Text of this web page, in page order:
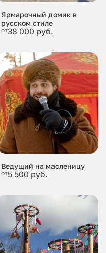
Ярмарочный домик в
русском стиле
от38 000 руб.
Ведущий на масленицу
от5 500 руб.